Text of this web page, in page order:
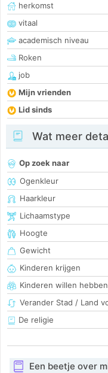
herkomst
vitaal
academisch niveau
Roken
job
Mijn vrienden
Lid sinds
Wat meer
Op zoek naar
Ogenkleur
Haarkleur
Lichaamstype
Hoogte
Gewicht
Kinderen krijgen
Kinderen willen hebben
Verander Stad / Land
De religie
Een beetje over